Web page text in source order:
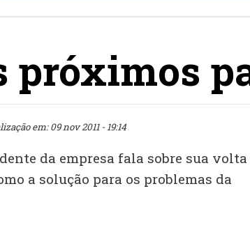
próximos
em: 09 nov 2011 - 19:14
da empresa fala sobre sua volta
a solução para os problemas da